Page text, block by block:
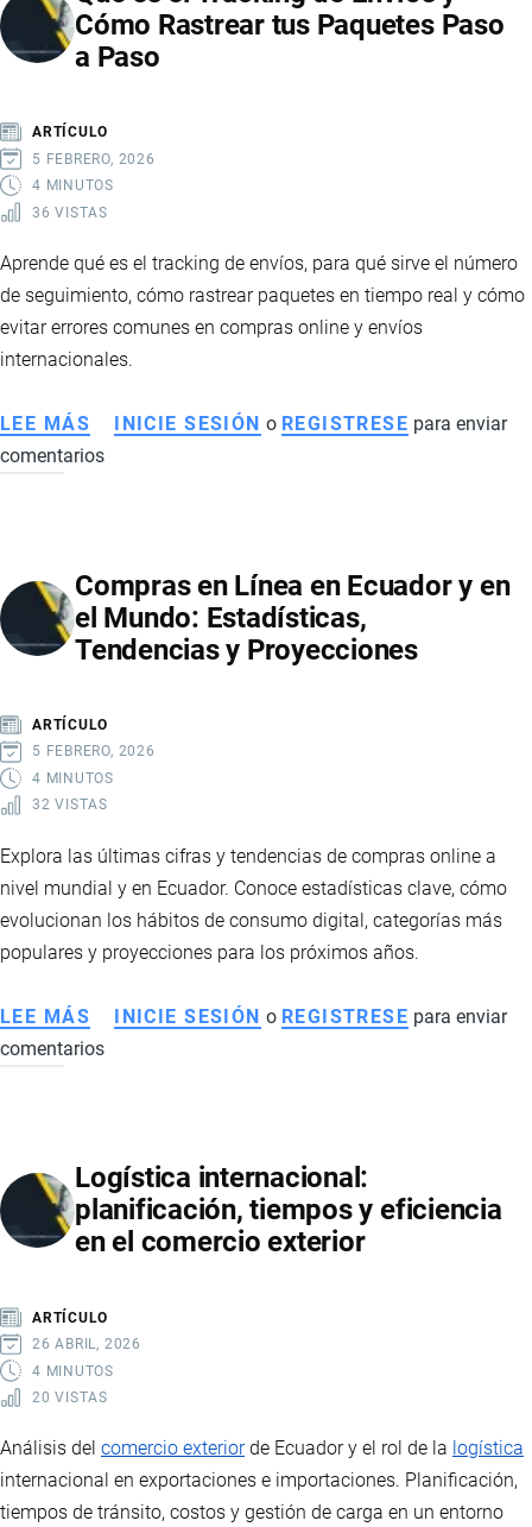
SU
PAPEL
ENTREGA
DE
PAQUETES
Cómo Rastrear tus Paquetes Paso
a Paso
ARTÍCULO
5 FEBRERO, 2026
4 MINUTOS
36 VISTAS
Aprende qué es el tracking de envíos, para qué sirve el número
de seguimiento, cómo rastrear paquetes en tiempo real y cómo
evitar errores comunes en compras online y envíos
internacionales.
LEE MÁS SOBRE
QUÉ
DE
ENVÍOS
Y
TUS
PAQUETES
PASO
INICIE SESIÓN o REGISTRESE para enviar
comentarios
Compras en Línea en Ecuador y en
el Mundo: Estadísticas,
Tendencias y Proyecciones
ARTÍCULO
5 FEBRERO, 2026
4 MINUTOS
32 VISTAS
Explora las últimas cifras y tendencias de compras online a
nivel mundial y en Ecuador. Conoce estadísticas clave, cómo
evolucionan los hábitos de consumo digital, categorías más
populares y proyecciones para los próximos años.
LEE MÁS SOBRE
COMPRAS
ECUADOR
Y
EN
ESTADÍSTICAS,
TENDENCIAS
Y
INICIE SESIÓN o REGISTRESE para enviar
comentarios
Logística internacional:
planificación, tiempos y eficiencia
en el comercio exterior
ARTÍCULO
26 ABRIL, 2026
4 MINUTOS
20 VISTAS
Análisis del comercio exteriorde Ecuador y el rol de la logística
internacional en exportaciones e importaciones. Planificación,
tiempos de tránsito, costos y gestión de carga en un entorno